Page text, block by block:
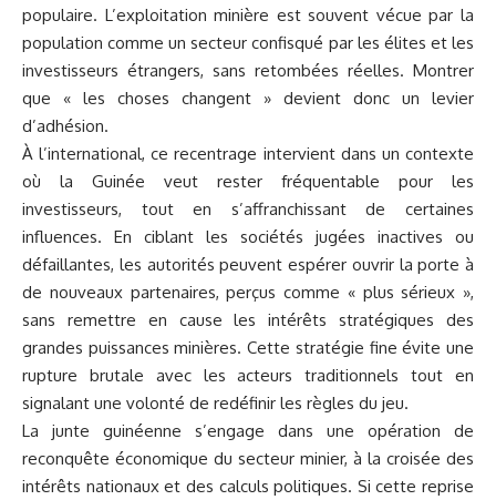
populaire. L’exploitation minière est souvent vécue par la
population comme un secteur confisqué par les élites et les
investisseurs étrangers, sans retombées réelles. Montrer
que « les choses changent » devient donc un levier
d’adhésion.
À l’international, ce recentrage intervient dans un contexte
où la Guinée veut rester fréquentable pour les
investisseurs, tout en s’affranchissant de certaines
influences. En ciblant les sociétés jugées inactives ou
défaillantes, les autorités peuvent espérer ouvrir la porte à
de nouveaux partenaires, perçus comme « plus sérieux »,
sans remettre en cause les intérêts stratégiques des
grandes puissances minières. Cette stratégie fine évite une
rupture brutale avec les acteurs traditionnels tout en
signalant une volonté de redéfinir les règles du jeu.
La junte guinéenne s’engage dans une opération de
reconquête économique du secteur minier, à la croisée des
intérêts nationaux et des calculs politiques. Si cette reprise